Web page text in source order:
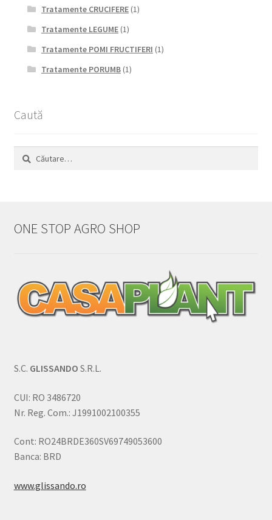
Tratamente CRUCIFERE(1)
Tratamente LEGUME(1)
Tratamente POMI FRUCTIFERI (1)
Tratamente PORUMB(1)
Caută
Caută
ONE STOP AGRO SHOP
S.C. GLISSANDO S.R.L.
CUI: RO 3486720
Nr. Reg. Com.: J1991002100355
Cont: RO24BRDE360SV69749053600
Banca: BRD
www.glissando.ro